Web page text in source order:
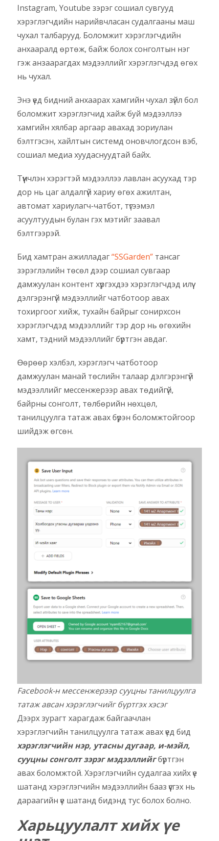
Instagram, Youtube зэрэг сошиал сувгууд
хэрэглэгчдийн нарийвчласан судалгааны маш
чухал талбарууд. Боломжит хэрэглэгчдийн
анхааралд өртөж, байж болох сонголтын нэг
гэж анзаарагдах мэдээллийг хэрэглэгчдэд өгөх
нь чухал.
Энэ үед бидний анхаарах хамгийн чухал зүйл бол
боломжит хэрэглэгчид хайж буй мэдээллээ
хамгийн хялбар аргаар авахад зориулан
бэлтгэсэн, хайлтын системд оновчлогдсон вэб,
сошиал медиа хуудаснуудтай байх.
Түүнчлэн хэрэгтэй мэдээллээ лавлан асуухад тэр
дор нь цаг алдалгүй хариу өгөх ажилтан,
автомат хариулагч-чатбот, түгээмэл
асуултуудын булан гэх мэтийг заавал
бэлтгээрэй.
Бид хамтран ажилладаг“SSGarden” тансаг
зэрэглэлийн төсөл дээр сошиал сувгаар
дамжуулан контент хүргэхдээ хэрэглэгчдэд илүү
дэлгэрэнгүй мэдээллийг чатботоор авах
тохиргоог хийж, тухайн байрыг сонирхсон
хэрэглэгчдэд мэдээллийг тэр дор нь өгөхийн
хамт, тэдний мэдээллийг бүртгэн авдаг.
Өөрөөр хэлбэл, хэрэглэгч чатботоор
дамжуулан манай төслийн талаар дэлгэрэнгүй
мэдээллийг мессенжерээр авах төдийгүй,
байрны сонголт, төлбөрийн нөхцөл,
танилцуулга татаж авах бүрэн боломжтойгоор
шийдэж өгсөн.
Facebook-н мессенжерээр сууцны танилцуулга
татаж авсан хэрэглэгчийг бүртгэх хэсэг
Дээрх зурагт харагдаж байгаачлан
хэрэглэгчийн танилцуулга татаж авах үед бид
хэрэглэгчийн нэр, утасны дугаар, и-мэйл,
сууцны сонголт зэрэг мэдээллийгбүртгэн
авах боломжтой. Хэрэглэгчийн судалгаа хийх үе
шатанд хэрэглэгчийн мэдээллийн бааз үүсгэх нь
дараагийн үе шатанд бидэнд тус болох болно.
Харьцуулалт хийх үе